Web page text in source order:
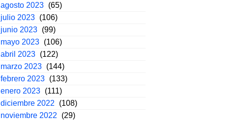
agosto 2023 (65)
julio 2023 (106)
junio 2023 (99)
mayo 2023 (106)
abril 2023 (122)
marzo 2023 (144)
febrero 2023 (133)
enero 2023 (111)
diciembre 2022
(108)
noviembre 2022
(29)